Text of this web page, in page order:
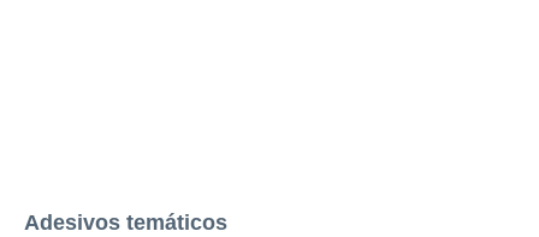
Adesivos temáticos